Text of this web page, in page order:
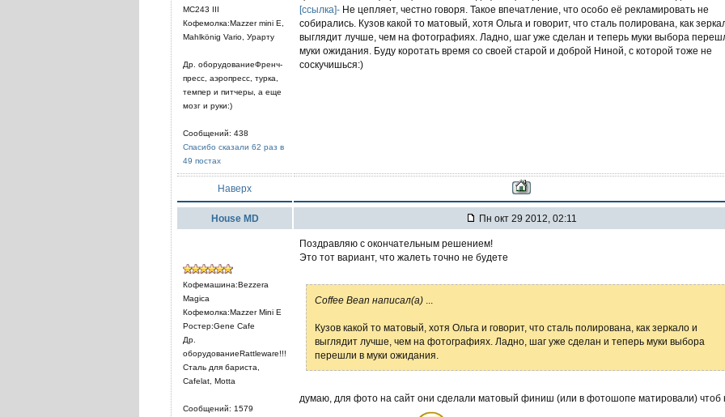
MC243 III
Кофемолка:Mazzer mini E,
Mahlkönig Vario, Урарту
Др. оборудованиеФренч-
пресс, аэропресс, турка,
темпер и питчеры, а еще
мозг и руки:)
Сообщений: 438
Спасибо сказали 62 раз в
49 постах
[ссылка]- Не цепляет, честно говоря. Такое впечатление, что особо её рекламировать не
собирались. Кузов какой то матовый, хотя Ольга и говорит, что сталь полирована, как
выглядит лучше, чем на фотографиях. Ладно, шаг уже сделан и теперь муки выбора
муки ожидания. Буду коротать время со своей старой и доброй Ниной, с которой тоже не
соскучишься:)
Наверх
House MD Пн окт 29 2012, 02:11
Кофемашина:Bezzera
Magica
Кофемолка:Mazzer Mini E
Ростер:Gene Cafe
Др.
оборудованиеRattleware!!!
Сталь для бариста,
Cafelat, Motta
Сообщений: 1579
Поздравляю с окончательным решением!
Это тот вариант, что жалеть точно не будете
Coffee Bean написал(а)
Кузов какой то матовый, хотя Ольга и говорит, что сталь полирована, как зеркало и
выглядит лучше, чем на фотографиях. Ладно, шаг уже сделан и теперь муки выбора
перешли в муки ожидания.
думаю, для фото на сайт они сделали матовый финиш (или в фотошопе матировали) чтоб